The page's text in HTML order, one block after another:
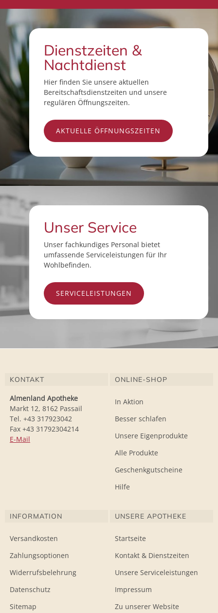
Dienstzeiten &
Nachtdienst
Hier finden Sie unsere aktuellen
Bereitschaftsdienstzeiten und unsere
regulären Öffnungszeiten.
AKTUELLE ÖFFNUNGSZEITEN
Unser Service
Unser fachkundiges Personal bietet
umfassende Serviceleistungen für Ihr
Wohlbefinden.
SERVICELEISTUNGEN
KONTAKT
Almenland Apotheke
Markt 12, 8162 Passail
Tel. +43 317923042
Fax +43 31792304214
E-Mail
ONLINE-SHOP
In Aktion
Besser schlafen
Unsere Eigenprodukte
Alle Produkte
Geschenkgutscheine
Hilfe
INFORMATION
Versandkosten
Zahlungsoptionen
Widerrufsbelehrung
Datenschutz
Sitemap
UNSERE APOTHEKE
Startseite
Kontakt & Dienstzeiten
Unsere Serviceleistungen
Impressum
Zu unserer Website